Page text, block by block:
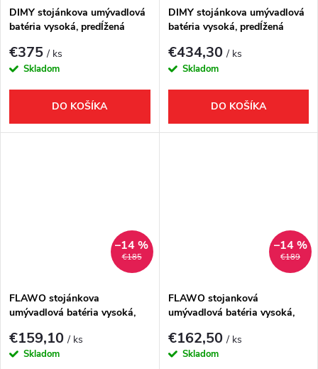
DIMY stojánkova umývadlová
batéria vysoká, predĺžená
€375/ ks
Skladom
DO KOŠÍKA
DIMY stojánkova umývadlová
batéria vysoká, predĺžená
€434,30/ ks
Skladom
DO KOŠÍKA
€185
–14 %
FLAWO stojánkova
umývadlová batéria vysoká,
€159,10/ ks
Skladom
€189
–14 %
FLAWO stojanková
umývadlová batéria vysoká,
€162,50/ ks
Skladom